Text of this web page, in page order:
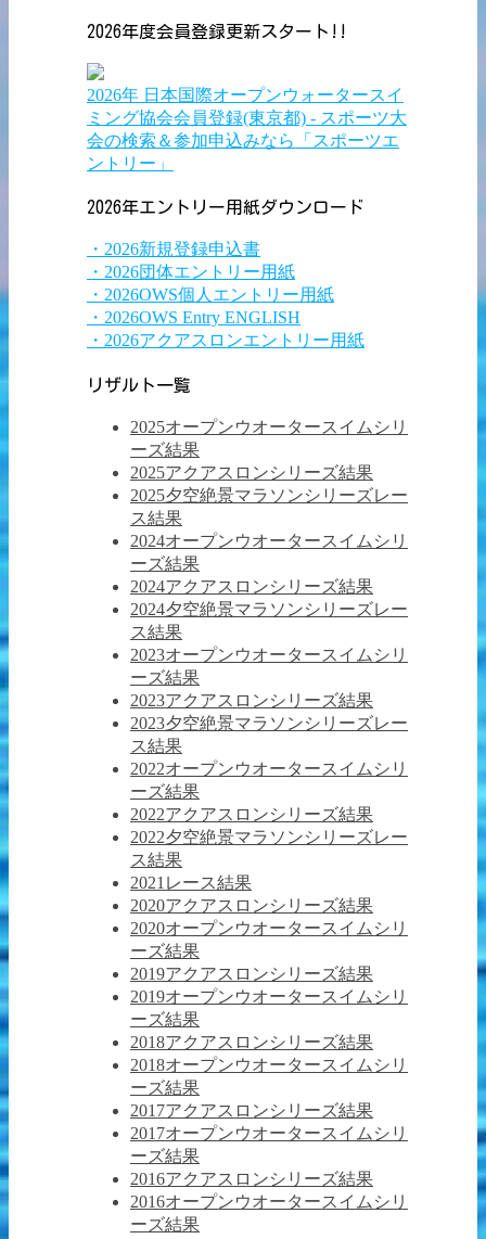
2026年度会員登録更新スタート!!
2026年 日本国際オープンウォータースイ
ミング協会会員登録(東京都) - スポーツ大
会の検索＆参加申込みなら「スポーツエ
ントリー」
2026年エントリー用紙ダウンロード
・2026新規登録申込書
・2026団体エントリー用紙
・2026OWS個人エントリー用紙
・2026OWS Entry ENGLISH
・2026アクアスロンエントリー用紙
リザルト一覧
2025オープンウオータースイムシリ
ーズ結果
2025アクアスロンシリーズ結果
2025夕空絶景マラソンシリーズレー
ス結果
2024オープンウオータースイムシリ
ーズ結果
2024アクアスロンシリーズ結果
2024夕空絶景マラソンシリーズレー
ス結果
2023オープンウオータースイムシリ
ーズ結果
2023アクアスロンシリーズ結果
2023夕空絶景マラソンシリーズレー
ス結果
2022オープンウオータースイムシリ
ーズ結果
2022アクアスロンシリーズ結果
2022夕空絶景マラソンシリーズレー
ス結果
2021レース結果
2020アクアスロンシリーズ結果
2020オープンウオータースイムシリ
ーズ結果
2019アクアスロンシリーズ結果
2019オープンウオータースイムシリ
ーズ結果
2018アクアスロンシリーズ結果
2018オープンウオータースイムシリ
ーズ結果
2017アクアスロンシリーズ結果
2017オープンウオータースイムシリ
ーズ結果
2016アクアスロンシリーズ結果
2016オープンウオータースイムシリ
ーズ結果